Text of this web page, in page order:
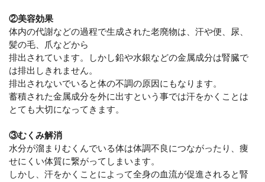
②美容効果
体内の代謝などの過程で生成された老廃物は、汗や便、尿、
髪の毛、爪などから
排出されています。しかし鉛や水銀などの金属成分は腎臓で
は排出しきれません。
排出されないでいると体の不調の原因にもなります。
蓄積された金属成分を外に出すという事では汗をかくことは
とても大切になってきます。
③むくみ解消
水分が溜まりむくんでいる体は体調不良につながったり、痩
せにくい体質に繋がってしまいます。
しかし、汗をかくことによって全身の血流が促進されると腎